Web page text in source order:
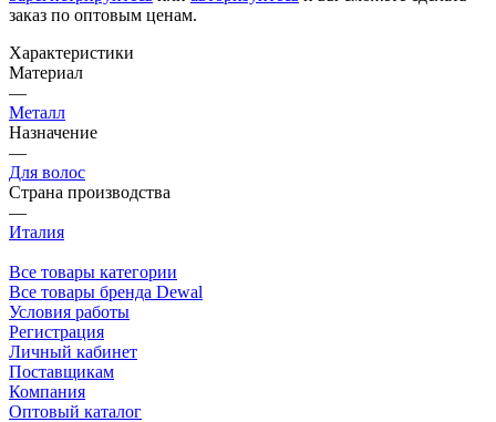
заказ по оптовым ценам.
Характеристики
Материал
—
Металл
Назначение
—
Для волос
Страна производства
—
Италия
Все товары категории
Все товары бренда Dewal
Условия работы
Регистрация
Личный кабинет
Поставщикам
Компания
Оптовый каталог